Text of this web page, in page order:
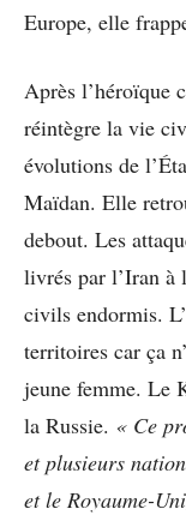
Europe, elle
Après l’héroïque
réintègre la vie
évolutions de
Maïdan. Elle
debout. Les
livrés par l’Iran à
civils endormis.
territoires car ça
jeune femme. Le
la Russie. « Ce
et plusieurs
et le Royaume-